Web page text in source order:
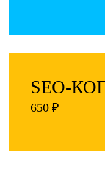
SEO-
650 ₽